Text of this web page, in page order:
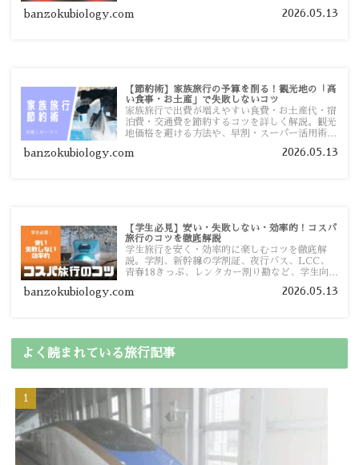
す。
banzokubiology.com 2026.05.13
【節約術】家族旅行の予算を削る！観光地の「高
い食事・お土産」で失敗しないコツ
家族旅行で出費が増えやすい食費・お土産代・宿
泊費・交通費を節約するコツを詳しく解説。観光
地価格を避ける方法や、早割・スーパー活用術、
banzokubiology.com 2026.05.13
【学生必見】安い・失敗しない・効率的！コスパ
旅行のコツを徹底解説
学生旅行を安く・効率的に楽しむコツを徹底解
説。学割、新幹線の学割証、夜行バス、LCC、
青春18きっぷ、レンタカー割り勘など、学生向け
banzokubiology.com 2026.05.13
よく読まれている旅行記事